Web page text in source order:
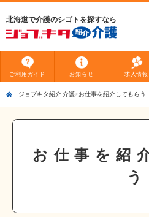
北海道で介護のシゴトを探すなら
ご利用 ガイド お知らせ 求人情報
ジョブキタ紹介 介護 お仕事を紹介してもらう
お仕事を紹
う